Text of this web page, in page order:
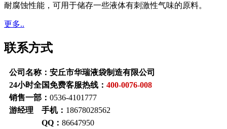
耐腐蚀性能，可用于储存一些液体有刺激性气味的原料。
更多..
联系方式
公司名称：安丘市华瑞液袋制造有限公司
24小时全国免费客服热线： 400-0076-008
销售一部： 0536-4101777
游经理 手机： 18678028562
QQ： 86647950